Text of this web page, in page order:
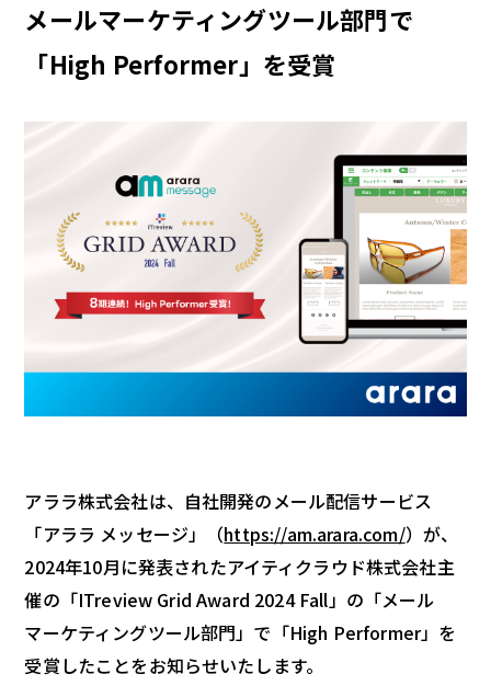
メールマーケティングツール部門で
「High Performer」を受賞
アララ株式会社は、自社開発のメール配信サービス
「アララ メッセージ」（https://am.arara.com/）が、
2024年10月に発表されたアイティクラウド株式会社主
催の「ITreview Grid Award 2024 Fall 」の「メール
マーケティングツール部門」で「High Performer」を
受賞したことをお知らせいたします。